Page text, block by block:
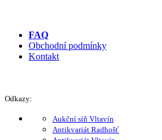
FAQ
Obchodní podmínky
Kontakt
Odkazy:
Aukční síň Vltavín
Antikvariát Radhošť